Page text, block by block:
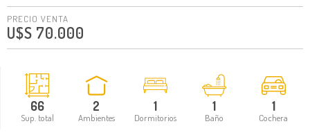
PRECIO VENTA
U$S 70.000
66
Sup. total
2
Ambientes
1
Dormitorios
1
Baño
1
Cochera